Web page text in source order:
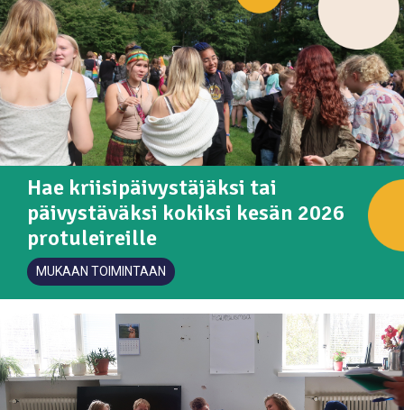
Hae kriisipäivystäjäksi tai
päivystäväksi kokiksi kesän 2026
protuleireille
MUKAAN TOIMINTAAN